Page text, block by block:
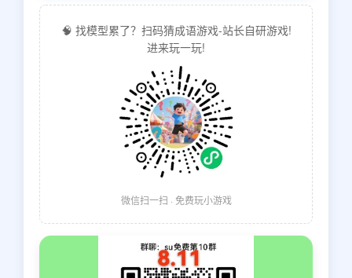
🧠 找模型累了？扫码猜成语游戏-站长自研游戏!
进来玩一玩!
微信扫一扫 · 免费玩小游戏